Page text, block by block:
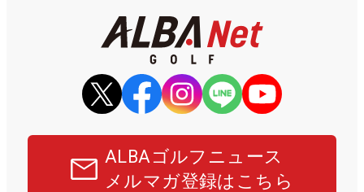
ALBAゴルフニュース
メルマガ登録はこちら